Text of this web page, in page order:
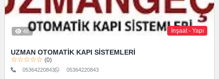
İnşaat - Yapı
48
UZMAN OTOMATİK KAPI SİSTEMLERİ
☆☆☆☆☆(0)
05364220843 05364220843